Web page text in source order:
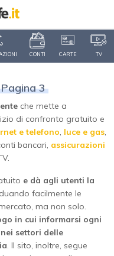
CONTI CARTE TV
3
che mette a
di confronto gratuito e
e telefono, luce e gas,
bancari, assicurazioni
e dà agli utenti la
facilmente le
ma non solo.
in cui informarsi ogni
settori delle
. Il sito, inoltre, segue